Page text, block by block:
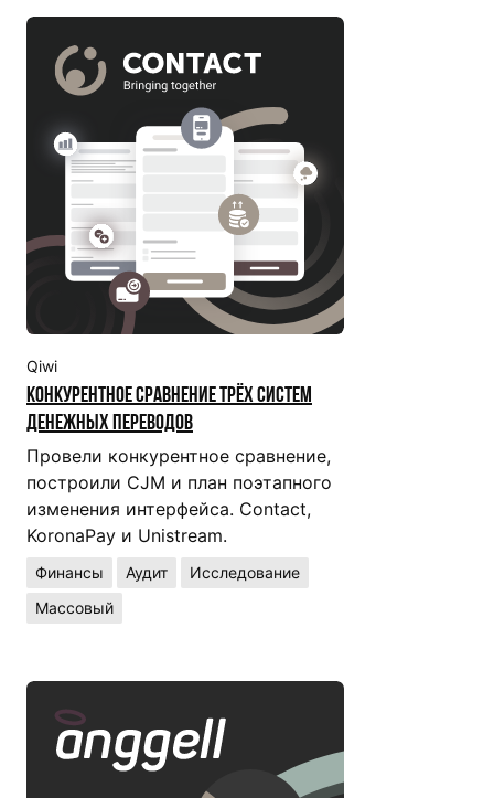
Qiwi
Конкурентное сравнение трёх систем
денежных переводов
Провели конкурентное сравнение,
построили CJM и план поэтапного
изменения интерфейса. Contact,
KoronaPay и Unistream.
Финансы Аудит
Исследование
Массовый